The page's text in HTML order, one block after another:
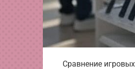
Сравнение